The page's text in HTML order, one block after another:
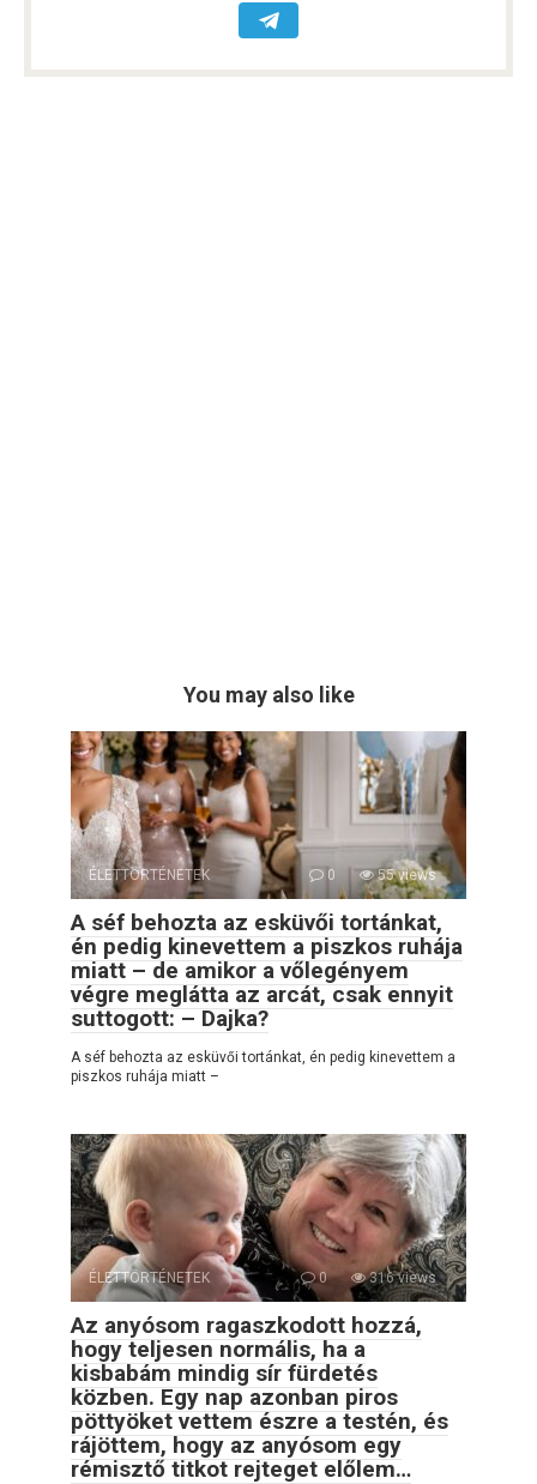
You may also like
ÉLETTÖRTÉNETEK 0 55 views
A séf behozta az esküvői tortánkat,
én pedig kinevettem a piszkos ruhája
miatt – de amikor a vőlegényem
végre meglátta az arcát, csak ennyit
suttogott: – Dajka?
A séf behozta az esküvői tortánkat, én pedig kinevettem a
piszkos ruhája miatt –
ÉLETTÖRTÉNETEK 0 316 views
Az anyósom ragaszkodott hozzá,
hogy teljesen normális, ha a
kisbabám mindig sír fürdetés
közben. Egy nap azonban piros
pöttyöket vettem észre a testén, és
rájöttem, hogy az anyósom egy
rémisztő titkot rejteget előlem…